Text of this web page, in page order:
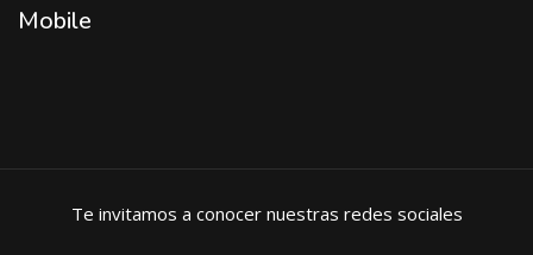
Mobile
Te invitamos a conocer nuestras redes sociales